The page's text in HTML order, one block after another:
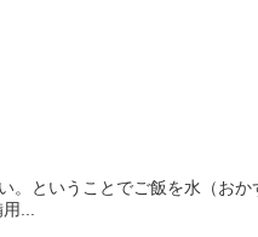
。ということでご飯を水（おか
...